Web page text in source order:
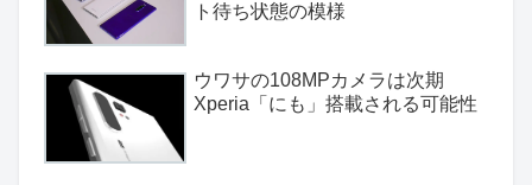
ト待ち状態の模様
ウワサの108MPカメラは次期
Xperia「にも」搭載される可能性